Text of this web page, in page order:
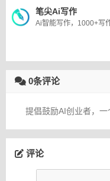
笔尖Ai写作
0条评论
提倡鼓励AI创业者，一
评论